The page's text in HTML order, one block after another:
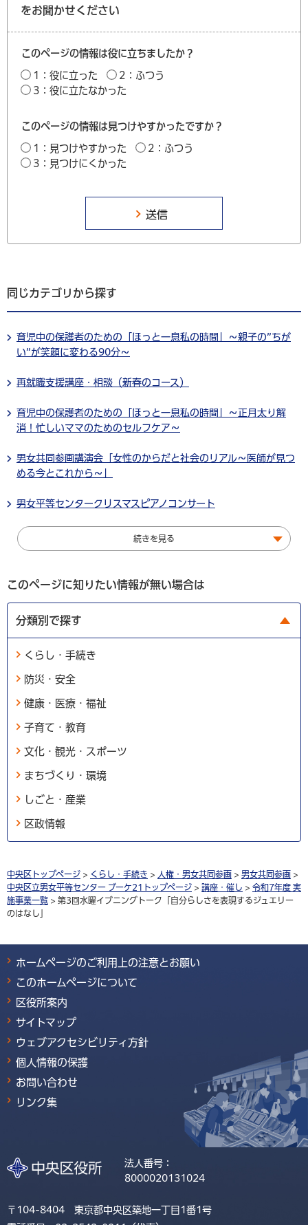
をお聞かせください
このページの情報は役に立ちましたか？
1：役に立った
2：ふつう
3：役に立たなかった
このページの情報は見つけやすかったですか？
1：見つけやすかった
2：ふつう
3：見つけにくかった
同じカテゴリから探す
育児中の保護者のための「ほっと一息私の時間」～親子の”ちが
い”が笑顔に変わる90分～
再就職支援講座・相談（新春のコース）
育児中の保護者のための「ほっと一息私の時間」～正月太り解
消！忙しいママのためのセルフケア～
男女共同参画講演会「女性のからだと社会のリアル～医師が見つ
める今とこれから～」
男女平等センタークリスマスピアノコンサート
続きを見る
このページに知りたい情報が無い場合は
分類別で探す
くらし・手続き
防災・安全
健康・医療・福祉
子育て・教育
文化・観光・スポーツ
まちづくり・環境
しごと・産業
区政情報
中央区トップページ > くらし・手続き > 人権・男女共同参画 > 男女共同参画 >
中央区立男女平等センター ブーケ21トップページ > 講座・催し > 令和7年度 実
施事業一覧 > 第3回水曜イブニングトーク「自分らしさを表現するジュエリー
のはなし」
ホームページのご利用上の注意とお願い
このホームページについて
区役所案内
サイトマップ
ウェブアクセシビリティ方針
個人情報の保護
お問い合わせ
リンク集
法人番号：
8000020131024
〒104-8404 東京都中央区築地一丁目1番1号